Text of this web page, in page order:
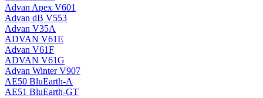
Advan Apex V601
Advan dB V553
Advan V35A
ADVAN V61E
Advan V61F
ADVAN V61G
Advan Winter V907
AE50 BluEarth-A
AE51 BluEarth-GT